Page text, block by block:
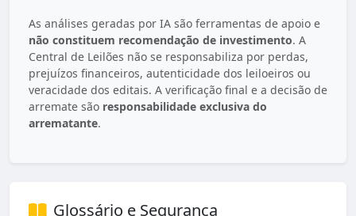
As análises geradas por IA são ferramentas de apoio e
não constituem recomendação de investimento. A
Central de Leilões não se responsabiliza por perdas,
prejuízos financeiros, autenticidade dos leiloeiros ou
veracidade dos editais. A verificação final e a decisão de
arremate são responsabilidade exclusiva do
arrematante.
Glossário e Segurança